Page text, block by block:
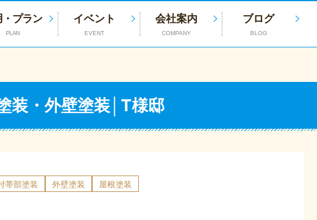
プラン
PLAN
イベント
EVENT
会社案内
COMPANY
ブログ
BLOG
装・外壁塗装│T様邸
帯部塗装 外壁塗装 屋根塗装